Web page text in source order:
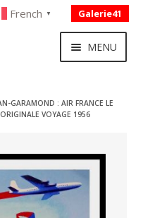
French ▼ Galerie41
MENU
GARAMOND : AIR FRANCE LE
VOYAGE 1956